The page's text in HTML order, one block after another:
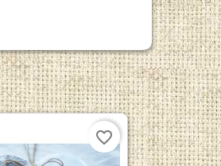
favorite_border